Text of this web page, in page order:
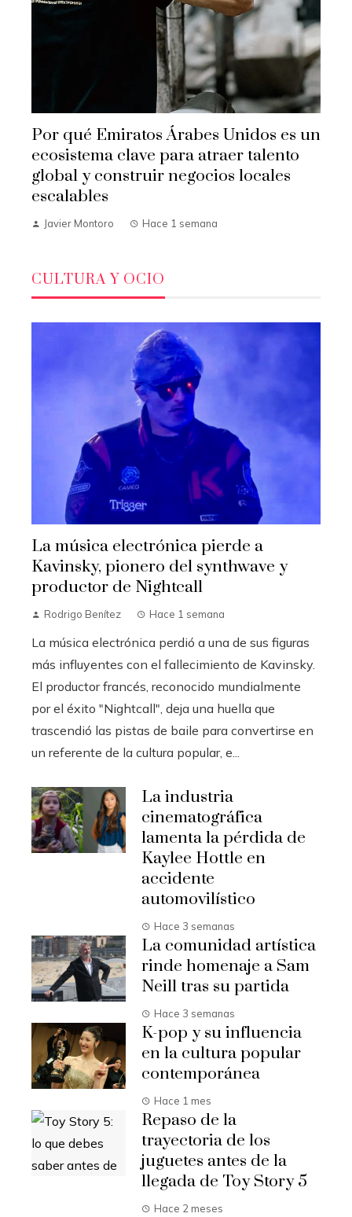
Por qué Emiratos Árabes Unidos es un
ecosistema clave para atraer talento
global y construir negocios locales
escalables
Javier Montoro Hace 1 semana
CULTURA Y OCIO
La música electrónica pierde a
Kavinsky, pionero del synthwave y
productor de Nightcall
Rodrigo Benítez Hace 1 semana
La música electrónica perdió a una de sus figuras
más influyentes con el fallecimiento de Kavinsky.
El productor francés, reconocido mundialmente
por el éxito "Nightcall", deja una huella que
trascendió las pistas de baile para convertirse en
un referente de la cultura popular, e...
La industria
cinematográfica
lamenta la pérdida de
Kaylee Hottle en
accidente
automovilístico
Hace 3 semanas
La comunidad artística
rinde homenaje a Sam
Neill tras su partida
Hace 3 semanas
K-pop y su influencia
en la cultura popular
contemporánea
Hace 1 mes
Repaso de la
trayectoria de los
juguetes antes de la
llegada de Toy Story 5
Hace 2 meses